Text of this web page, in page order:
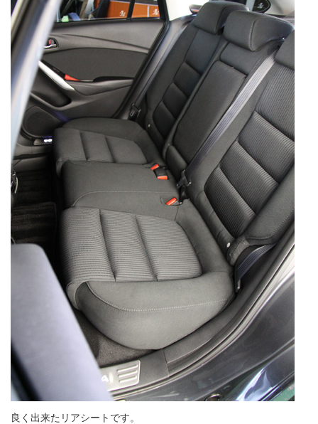
良く出来たリアシートです。